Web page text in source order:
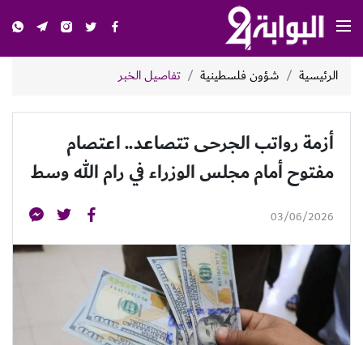
الرئيسية شؤون فلسطينية تفاصيل الخبر
أزمة رواتب الجرحى تتصاعد.. اعتصام
مفتوح أمام مجلس الوزراء في رام الله وسط
03/06/2026